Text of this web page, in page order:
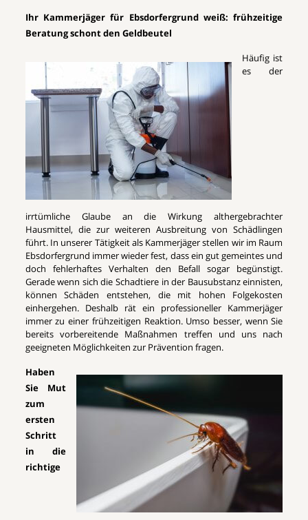
Ihr Kammerjäger für Ebsdorfergrund weiß: frühzeitige
Beratung schont den Geldbeutel
Häufig ist
es der
irrtümliche Glaube an die Wirkung althergebrachter
Hausmittel, die zur weiteren Ausbreitung von Schädlingen
führt. In unserer Tätigkeit als Kammerjäger stellen wir im Raum
Ebsdorfergrund immer wieder fest, dass ein gut gemeintes und
doch fehlerhaftes Verhalten den Befall sogar begünstigt.
Gerade wenn sich die Schadtiere in der Bausubstanz einnisten,
können Schäden entstehen, die mit hohen Folgekosten
einhergehen. Deshalb rät ein professioneller Kammerjäger
immer zu einer frühzeitigen Reaktion. Umso besser, wenn Sie
bereits vorbereitende Maßnahmen treffen und uns nach
geeigneten Möglichkeiten zur Prävention fragen.
Haben
Sie Mut
zum
ersten
Schritt
in die
richtige